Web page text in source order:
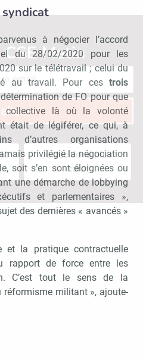
syndicat
à négocier l’accord
du 28/02/2020 pour les
sur le télétravail ; celui du
au travail. Pour ces trois
de FO pour que
collective là où la volonté
était de légiférer, ce qui, à
d’autres organisations
privilégié la négociation
soit s’en sont éloignées ou
une démarche de lobbying
et parlementaires »,
des dernières « avancés »
et la pratique contractuelle
rapport de force entre les
C’est tout le sens de la
militant », ajoute-
Matin Abonnez-
Je déciderai plus
tard